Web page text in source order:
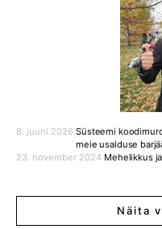
Süsteemi
meie usalduse
8. juuni 2026
Mehelikkus
23. november 2024
Näita